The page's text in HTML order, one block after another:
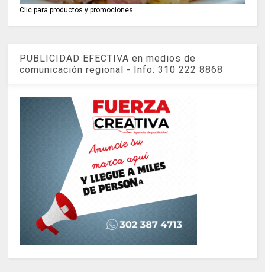
Clic para productos y promociones
PUBLICIDAD EFECTIVA en medios de
comunicación regional - Info: 310 222 8868